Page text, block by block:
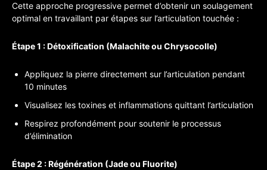
Cette approche progressive permet d’obtenir un soulagement
optimal en travaillant par étapes sur l’articulation touchée :
Étape 1 : Détoxification (Malachite ou Chrysocolle)
Appliquez la pierre directement sur l’articulation pendant
10 minutes
Visualisez les toxines et inflammations quittant l’articulation
Respirez profondément pour soutenir le processus
d’élimination
Étape 2 : Régénération (Jade ou Fluorite)